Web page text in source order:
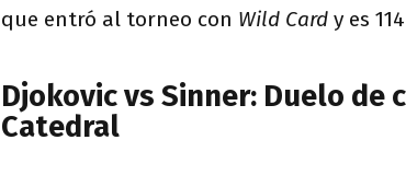
que entró al torneo con Wild Card y es
Djokovic vs Sinner: Duelo de
Catedral